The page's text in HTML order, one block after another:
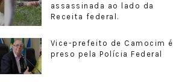
assassinada ao lado da
Receita federal.
Vice-prefeito de Camocim é
preso pela Polícia Federal